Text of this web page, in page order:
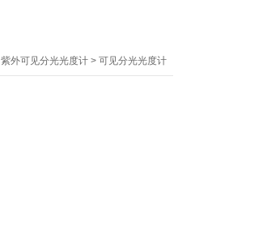
紫外可见分光光度计 > 可见分光光度计